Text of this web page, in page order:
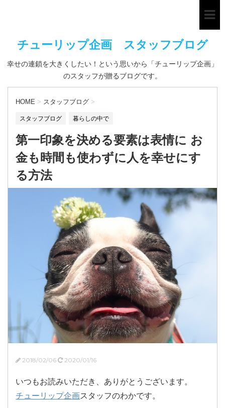
チューリップ企画 スタッフブログ
幸せの連鎖を大きくしたい！という思いから「チューリップ企画」
のスタッフが贈るブログです。
HOME > スタッフブログ >
スタッフブログ 暮らしの中で
第一印象を決める要素は表情に お
金も時間も使わずに人を幸せにす
る方法
2018/02/06 2020/01/16
いつもお読みいただき、ありがとうございます。
チューリップ企画スタッフのわかです。